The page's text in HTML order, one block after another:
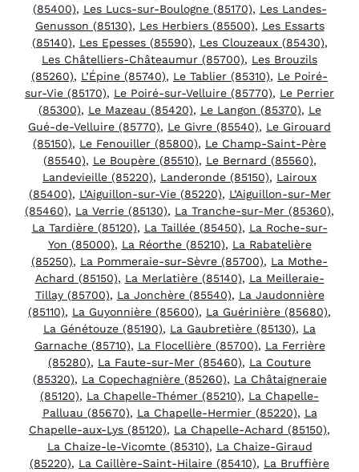
(85400), Les Lucs-sur-Boulogne (85170), Les Landes-
Genusson (85130), Les Herbiers (85500), Les Essarts
(85140), Les Epesses (85590), Les Clouzeaux (85430),
Les Châtelliers-Châteaumur (85700), Les Brouzils
(85260), L’Épine (85740), Le Tablier (85310), Le Poiré-
sur-Vie (85170), Le Poiré-sur-Velluire (85770), Le Perrier
(85300), Le Mazeau (85420), Le Langon (85370), Le
Gué-de-Velluire (85770), Le Givre (85540), Le Girouard
(85150), Le Fenouiller (85800), Le Champ-Saint-Père
(85540), Le Boupère (85510), Le Bernard (85560),
Landevieille (85220), Landeronde (85150), Lairoux
(85400), L’Aiguillon-sur-Vie (85220), L’Aiguillon-sur-Mer
(85460), La Verrie (85130), La Tranche-sur-Mer (85360),
La Tardière (85120), La Taillée (85450), La Roche-sur-
Yon (85000), La Réorthe (85210), La Rabatelière
(85250), La Pommeraie-sur-Sèvre (85700), La Mothe-
Achard (85150), La Merlatière (85140), La Meilleraie-
Tillay (85700), La Jonchère (85540), La Jaudonnière
(85110), La Guyonnière (85600), La Guérinière (85680),
La Génétouze (85190), La Gaubretière (85130), La
Garnache (85710), La Flocellière (85700), La Ferrière
(85280), La Faute-sur-Mer (85460), La Couture
(85320), La Copechagnière (85260), La Châtaigneraie
(85120), La Chapelle-Thémer (85210), La Chapelle-
Palluau (85670), La Chapelle-Hermier (85220), La
Chapelle-aux-Lys (85120), La Chapelle-Achard (85150),
La Chaize-le-Vicomte (85310), La Chaize-Giraud
(85220), La Caillère-Saint-Hilaire (85410), La Bruffière